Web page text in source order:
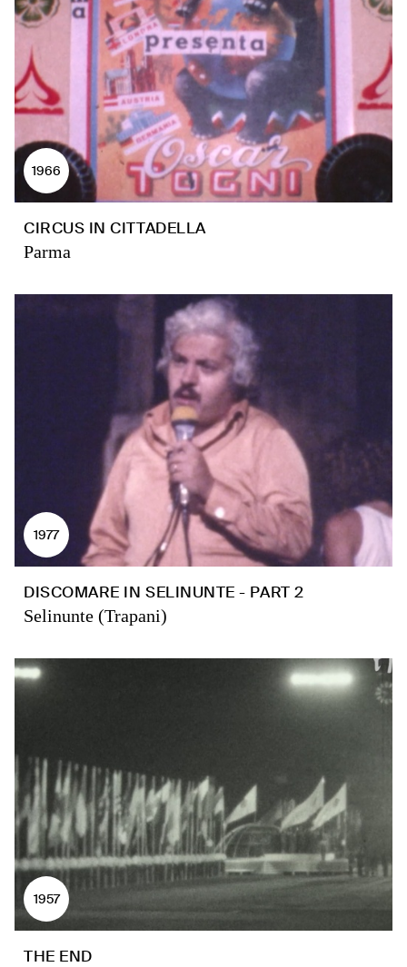
1966
CIRCUS IN CITTADELLA
Parma
1977
DISCOMARE IN SELINUNTE - PART 2
Selinunte (Trapani)
1957
THE END